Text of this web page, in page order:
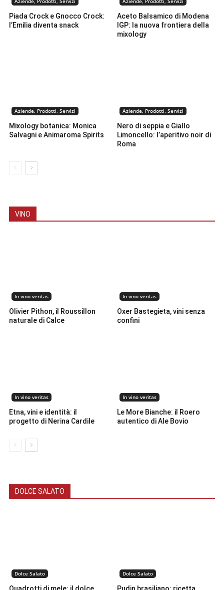
Piada Crock e Gnocco Crock:
l’Emilia diventa snack
Aceto Balsamico di Modena
IGP: la nuova frontiera della
mixology
Aziende, Prodotti, Servizi
Mixology botanica: Monica
Salvagni e Animaroma Spirits
Aziende, Prodotti, Servizi
Nero di seppia e Giallo
Limoncello: l’aperitivo noir di
Roma
VINO
In vino veritas
Olivier Pithon, il Roussillon
naturale di Calce
In vino veritas
Oxer Bastegieta, vini senza
confini
In vino veritas
Etna, vini e identità: il
progetto di Nerina Cardile
In vino veritas
Le More Bianche: il Roero
autentico di Ale Bovio
DOLCE SALATO
Dolce Salato Dolce Salato